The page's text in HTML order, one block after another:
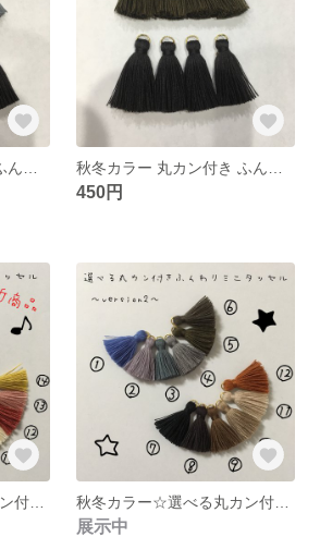
450円
秋冬カラー☆選べる丸カン付きふんわり タッセル ②
展示中